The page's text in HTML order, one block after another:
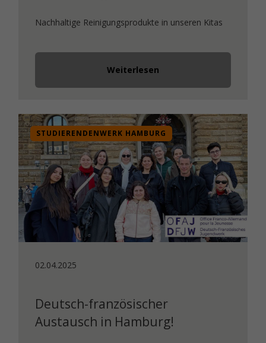
Nachhaltige Reinigungsprodukte in unseren Kitas
Weiterlesen
STUDIERENDENWERK HAMBURG
02.04.2025
Deutsch-französischer
Austausch in Hamburg!